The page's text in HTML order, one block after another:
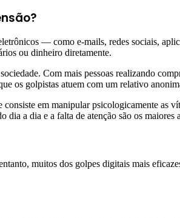
— como e-mails, redes sociais,
ou dinheiro diretamente.
Com mais pessoas realizando
os golpistas atuem com um relativo
consiste em manipular psicologicamente as
a dia e a falta de atenção são os maiores
muitos dos golpes digitais mais